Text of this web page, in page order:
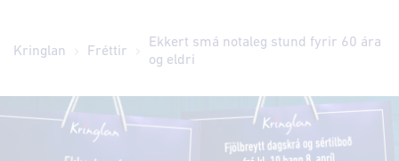
Kringlan Fréttir
Ekkert smá notaleg stund fyrir 60 ára
og eldri